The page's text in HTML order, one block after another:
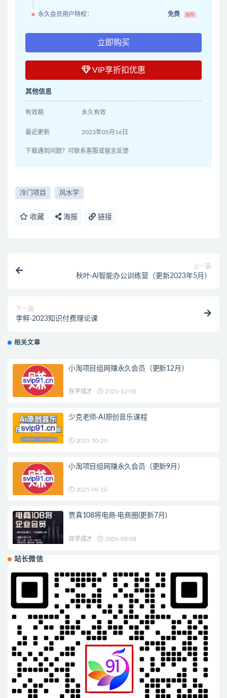
永久会员用户特权： 免费 推荐
立即购买
VIP享折扣优惠
其他信息
有效期 永久有效
最近更新 2023年05月16日
下载遇到问题？可联系客服或留言反馈
冷门项目 风水学
收藏 海报 链接
上一篇
秋叶·AI智能办公训练营（更新2023年5月）
下一篇
李鲆·2023知识付费理论课
相关文章
小淘项目组网赚永久会员（更新12月）
自学成才 2025-12-08
少克老师·AI原创音乐课程
2025-10-20
小淘项目组网赚永久会员（更新9月）
2025-09-10
贾真108将电商·电商圈(更新7月)
自学成才 2026-08-08
站长微信